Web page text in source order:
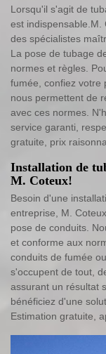
Lorsqu'il s'agit de
est indispensable.M.
des spécialistes
La pose de tubage
normes et règles.
fumée, confiez votre
nous permettent de
avec ces normes.
service garanti,
gratuite, prix
Installation de
M. Coteux!
Besoin d'une
entreprise, M.
pose de conduits.
et conforme aux
conduits de fumée
s'occupent de tout,
assurant un résultat
bénéficiez d'une
Estimation gratuite,